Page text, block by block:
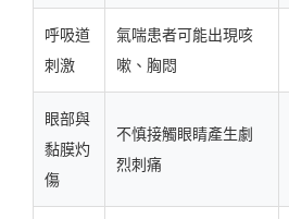
呼吸道
刺激
氣喘患者可能出現咳
嗽、胸悶
眼部與
黏膜灼
傷
不慎接觸眼睛產生劇
烈刺痛